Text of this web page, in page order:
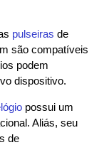
pulseiras de
são compatíveis
podem
dispositivo.
possui um
Aliás, seu
de